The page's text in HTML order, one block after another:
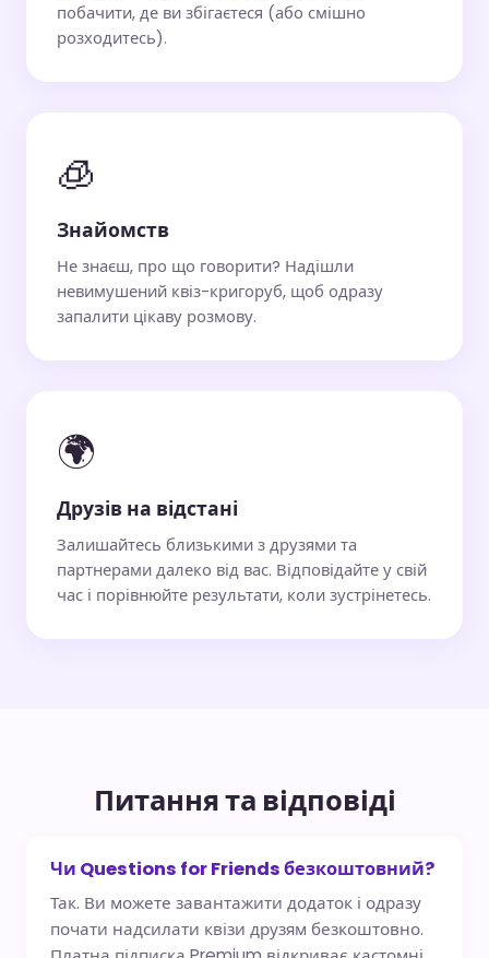
побачити, де ви збігаєтеся (або смішно
розходитесь).
🧊
Знайомств
Не знаєш, про що говорити? Надішли
невимушений квіз-кригоруб, щоб одразу
запалити цікаву розмову.
🌍
Друзів на відстані
Залишайтесь близькими з друзями та
партнерами далеко від вас. Відповідайте у свій
час і порівнюйте результати, коли зустрінетесь.
Питання та відповіді
Чи Questions for Friends безкоштовний?
Так. Ви можете завантажити додаток і одразу
почати надсилати квізи друзям безкоштовно.